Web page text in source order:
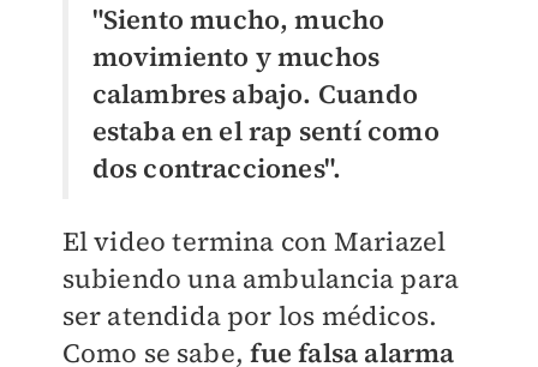
"Siento mucho, mucho
movimiento y muchos
calambres abajo. Cuando
estaba en el rap sentí como
dos contracciones".
El video termina con Mariazel
subiendo una ambulancia para
ser atendida por los médicos.
Como se sabe,fue falsa alarma